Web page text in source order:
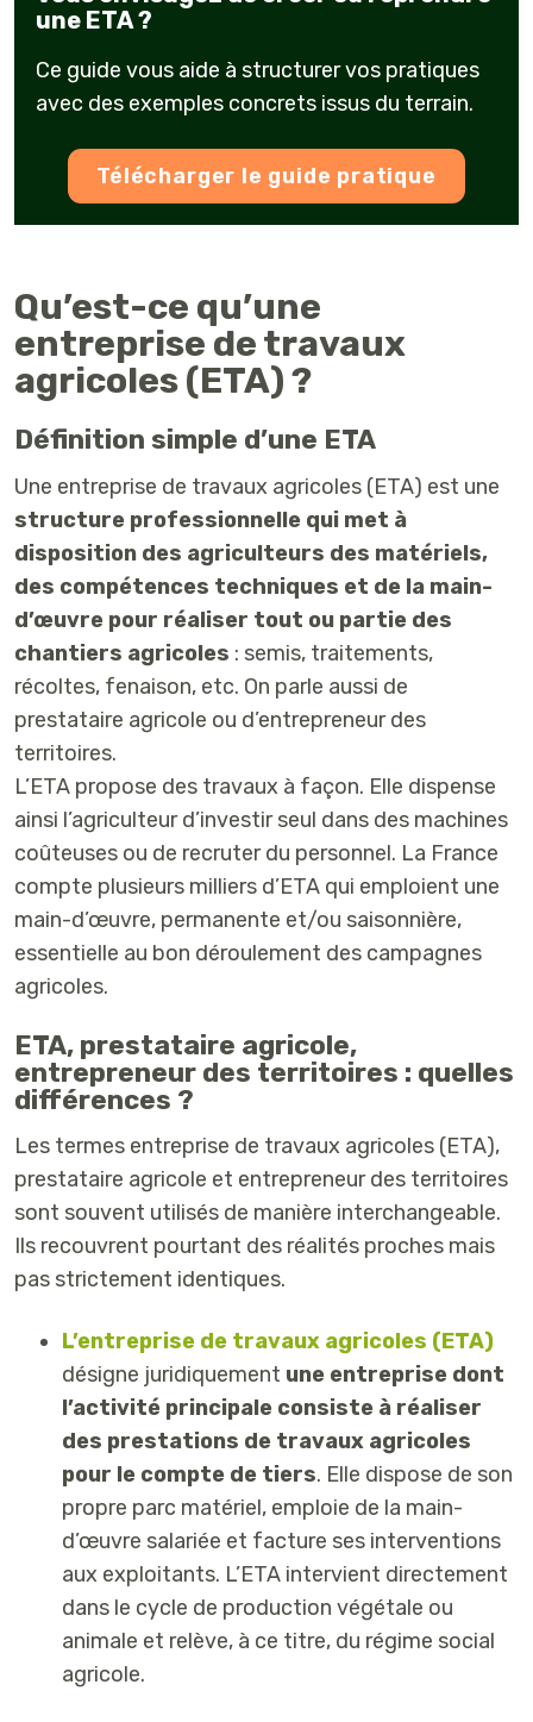
une ETA ?
Ce guide vous aide à structurer vos pratiques
avec des exemples concrets issus du terrain.
Télécharger le guide pratique
Qu’est-ce qu’une
entreprise de travaux
agricoles (ETA) ?
Définition simple d’une ETA
Une entreprise de travaux agricoles (ETA) est une
structure professionnelle qui met à
disposition des agriculteurs des matériels,
des compétences techniques et de la main-
d’œuvre pour réaliser tout ou partie des
chantiers agricoles : semis, traitements,
récoltes, fenaison, etc. On parle aussi de
prestataire agricole ou d’entrepreneur des
territoires.
L’ETA propose des travaux à façon. Elle dispense
ainsi l’agriculteur d’investir seul dans des machines
coûteuses ou de recruter du personnel. La France
compte plusieurs milliers d’ETA qui emploient une
main-d’œuvre, permanente et/ou saisonnière,
essentielle au bon déroulement des campagnes
agricoles.
ETA, prestataire agricole,
entrepreneur des territoires : quelles
différences ?
Les termes entreprise de travaux agricoles (ETA),
prestataire agricole et entrepreneur des territoires
sont souvent utilisés de manière interchangeable.
Ils recouvrent pourtant des réalités proches mais
pas strictement identiques.
L’entreprise de travaux agricoles (ETA)
désigne juridiquement une entreprise dont
l’activité principale consiste à réaliser
des prestations de travaux agricoles
pour le compte de tiers. Elle dispose de son
propre parc matériel, emploie de la main-
d’œuvre salariée et facture ses interventions
aux exploitants. L’ETA intervient directement
dans le cycle de production végétale ou
animale et relève, à ce titre, du régime social
agricole.